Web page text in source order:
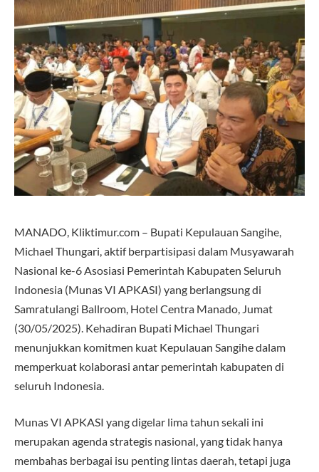
MANADO, Kliktimur.com – Bupati Kepulauan Sangihe,
Michael Thungari, aktif berpartisipasi dalam Musyawarah
Nasional ke-6 Asosiasi Pemerintah Kabupaten Seluruh
Indonesia (Munas VI APKASI) yang berlangsung di
Samratulangi Ballroom, Hotel Centra Manado, Jumat
(30/05/2025). Kehadiran Bupati Michael Thungari
menunjukkan komitmen kuat Kepulauan Sangihe dalam
memperkuat kolaborasi antar pemerintah kabupaten di
seluruh Indonesia.
Munas VI APKASI yang digelar lima tahun sekali ini
merupakan agenda strategis nasional, yang tidak hanya
membahas berbagai isu penting lintas daerah, tetapi juga